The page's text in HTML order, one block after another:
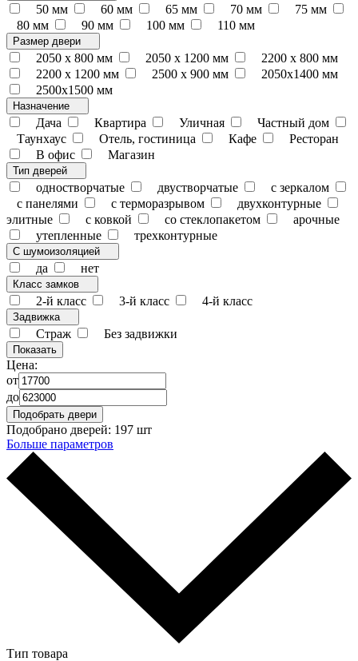
50 мм 60 мм 65 мм 70 мм
75 мм
80 мм
90 мм 100 мм 110 мм
Размер двери
2050 x 800 мм 2050 x 1200 мм
2200 x 800 мм
2200 x 1200 мм
2500 х 900 мм
2050х1400 мм
2500х1500 мм
Назначение
Дача Квартира Уличная
Частный дом
Таунхаус
Отель, гостиница Кафе
Ресторан
В офис
Магазин
Тип дверей
одностворчатые двустворчатые
с зеркалом
с панелями
с терморазрывом
двухконтурные
элитные
с ковкой со стеклопакетом
арочные
утепленные
трехконтурные
С шумоизоляцией
да нет
Класс замков
2-й класс 3-й класс 4-й класс
Задвижка
Страж Без задвижки
Цена:
от
до
Подобрано дверей: 197 шт
Больше параметров
Тип товара